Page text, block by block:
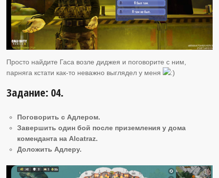
Просто найдите Гаса возле диджея и поговорите с ним,
парняга кстати как-то неважно выглядел у меня
Задание: 04.
Поговорить с Адлером.
Завершить один бой после приземления у дома
коменданта на Alcatraz.
Доложить Адлеру.